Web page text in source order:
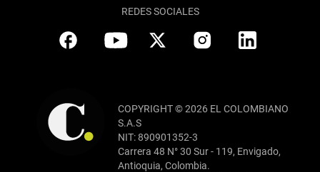
REDES SOCIALES
COPYRIGHT © 2026 EL COLOMBIANO
S.A.S
NIT: 890901352-3
Carrera 48 N° 30 Sur - 119, Envigado,
Antioquia, Colombia.